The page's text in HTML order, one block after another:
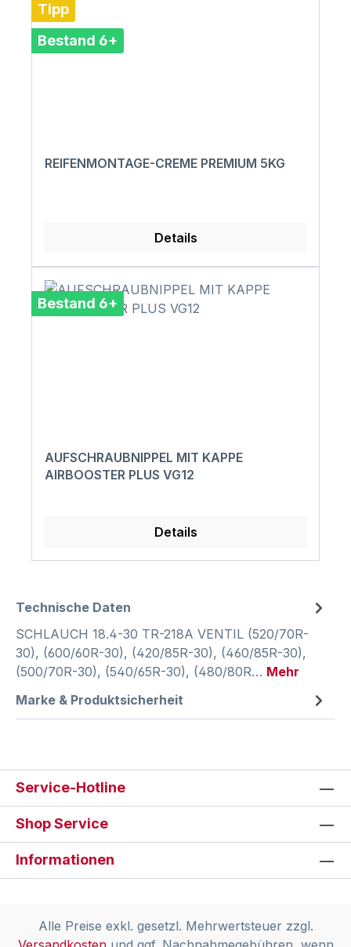
Tipp
Bestand 6+
REIFENMONTAGE-CREME PREMIUM 5KG
Details
Bestand 6+
AUFSCHRAUBNIPPEL MIT KAPPE
AIRBOOSTER PLUS VG12
Details
Technische Daten
SCHLAUCH 18.4-30 TR-218A VENTIL (520/70R-
30), (600/60R-30), (420/85R-30), (460/85R-30),
(500/70R-30), (540/65R-30), (480/80R… Mehr
Marke & Produktsicherheit
Service-Hotline
Shop Service
Informationen
Alle Preise exkl. gesetzl. Mehrwertsteuer zzgl.